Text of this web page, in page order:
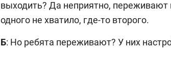
выходить? Да неприятно,
одного не хватило, где-то второго.
Б: Но ребята переживают? У них